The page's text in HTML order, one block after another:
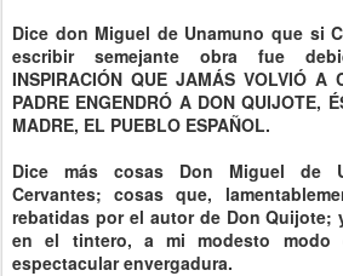
Dice don Miguel de Unamuno que si
escribir semejante obra fue
INSPIRACIÓN QUE JAMÁS VOLVIÓ A
PADRE ENGENDRÓ A DON QUIJOTE,
MADRE, EL PUEBLO ESPAÑOL.
Dice más cosas Don Miguel de
Cervantes; cosas que,
rebatidas por el autor de Don Quijote;
en el tintero, a mi modesto
espectacular envergadura.